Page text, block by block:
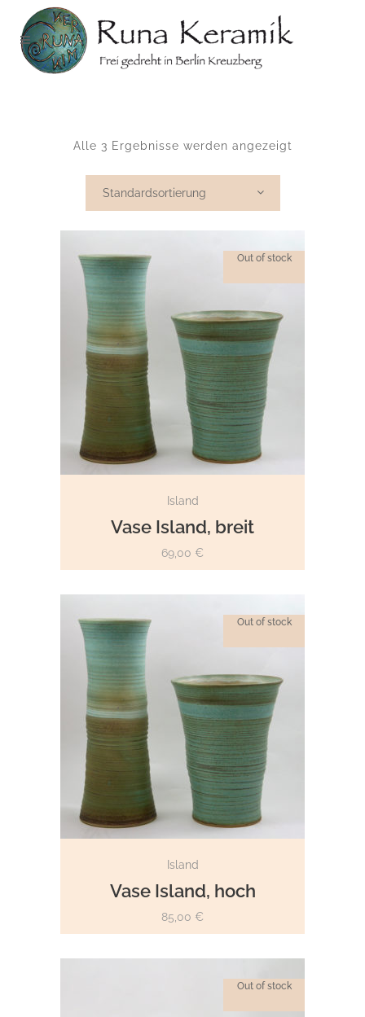
Alle 3 Ergebnisse werden angezeigt
Standardsortierung
Out of stock
WEITERLESEN
Island
Vase Island, breit
69,00 €
Out of stock
WEITERLESEN
Island
Vase Island, hoch
85,00 €
Out of stock